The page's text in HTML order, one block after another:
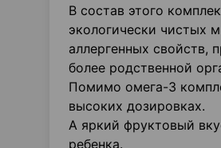
В состав этого
экологически чистых
аллергенных свойств,
более родственной
Помимо омега-3
высоких дозировках.
А яркий фруктовый
ребенка.